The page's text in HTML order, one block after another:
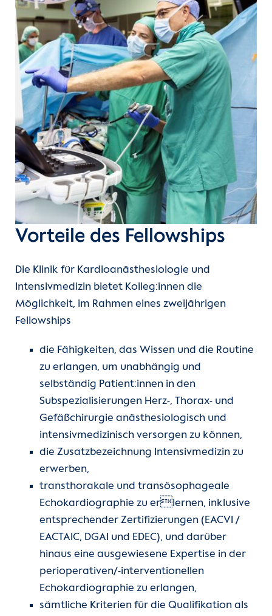
Vorteile des Fellowships
Die Klinik für Kardioanästhesiologie und
Intensivmedizin bietet Kolleg:innen die
Möglichkeit, im Rahmen eines zweijährigen
Fellowships
die Fähigkeiten, das Wissen und die Routine
zu erlangen, um unabhängig und
selbständig Patient:innen in den
Subspezialisierungen Herz-, Thorax- und
Gefäßchirurgie anästhesiologisch und
intensivmedizinisch versorgen zu können,
die Zusatzbezeichnung Intensivmedizin zu
erwerben,
transthorakale und transösophageale
Echokardiographie zu erlernen, inklusive
entsprechender Zertifizierungen (EACVI /
EACTAIC, DGAI und EDEC), und darüber
hinaus eine ausgewiesene Expertise in der
perioperativen/-interventionellen
Echokardiographie zu erlangen,
sämtliche Kriterien für die Qualifikation als